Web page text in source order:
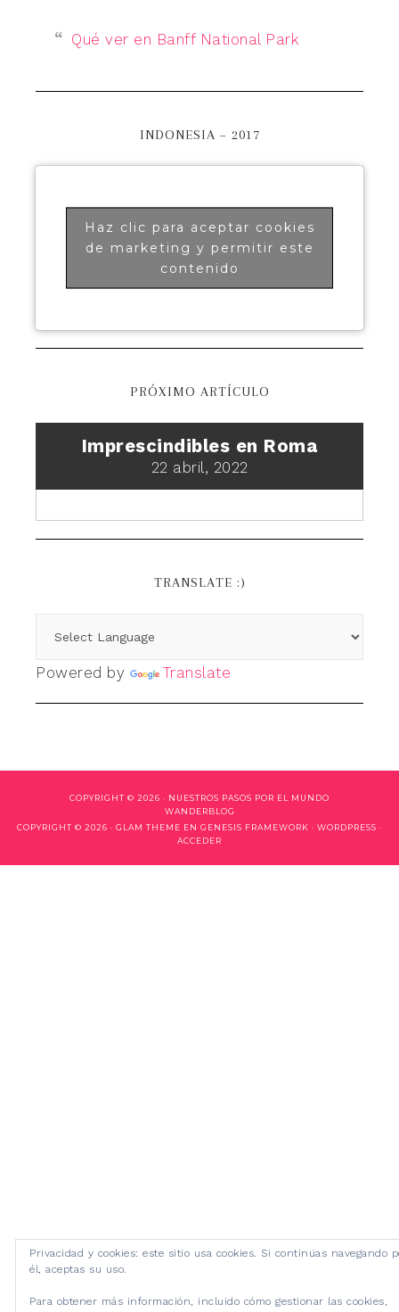
Qué ver en Banff National Park
INDONESIA – 2017
Haz clic para aceptar cookies
de marketing y permitir este
contenido
PRÓXIMO ARTÍCULO
Imprescindibles en Roma
22 abril, 2022
TRANSLATE :)
Powered by Translate
COPYRIGHT © 2026 · NUESTROS PASOS POR EL MUNDO
WANDERBLOG
COPYRIGHT © 2026 · GLAM THEME EN GENESIS FRAMEWORK · WORDPRESS ·
ACCEDER
Privacidad y cookies: este sitio usa cookies. Si continúas navegando
él, aceptas su uso.
Para obtener más información, incluido cómo gestionar las cookies,